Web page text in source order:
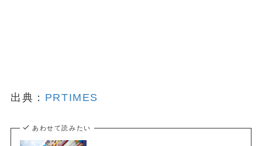
出典： PRTIMES
あわせて読みたい